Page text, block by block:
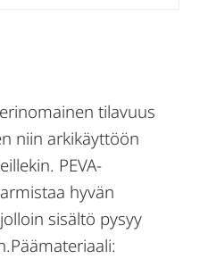
tilavuus
niin arkikäyttöön
PEVA-
hyvän
sisältö pysyy